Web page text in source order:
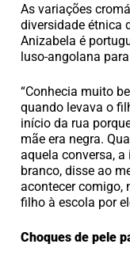
As variações
diversidade étnica
Anizabela é
luso-angolana
“Conhecia muito
quando levava o
início da rua
mãe era negra.
aquela conversa,
branco, disse ao
acontecer comigo,
filho à escola por
Choques de pele